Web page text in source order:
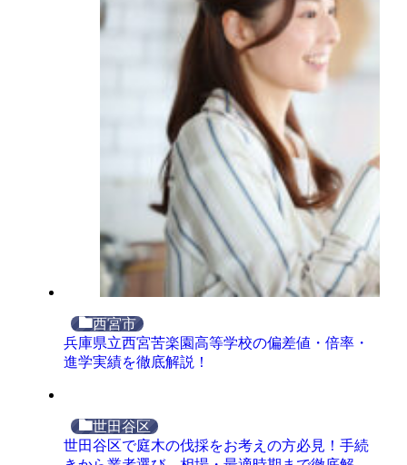
西宮市
兵庫県立西宮苦楽園高等学校の偏差値・倍率・
進学実績を徹底解説！
世田谷区
世田谷区で庭木の伐採をお考えの方必見！手続